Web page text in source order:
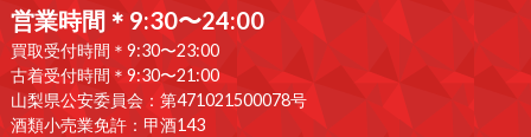
営業時間＊9:30〜24:00
買取受付時間＊9:30〜23:00
古着受付時間＊9:30〜21:00
山梨県公安委員会：第471021500078号
酒類小売業免許：甲酒143